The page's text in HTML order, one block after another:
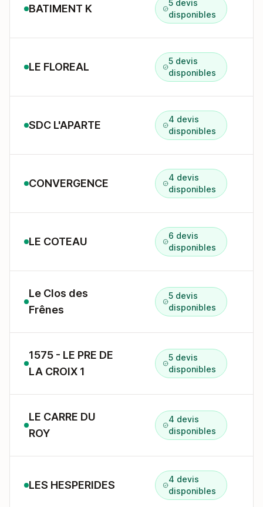
BATIMENT K
5 devis
disponibles
LE FLOREAL
5 devis
disponibles
SDC L'APARTE
4 devis
disponibles
CONVERGENCE
4 devis
disponibles
LE COTEAU
6 devis
disponibles
Le Clos des
Frênes
5 devis
disponibles
1575 - LE PRE DE
LA CROIX 1
5 devis
disponibles
LE CARRE DU
ROY
4 devis
disponibles
LES HESPERIDES
4 devis
disponibles